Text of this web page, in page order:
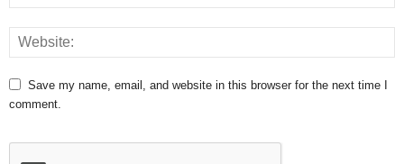
Save my name, email, and website in this browser for the next time I
comment.